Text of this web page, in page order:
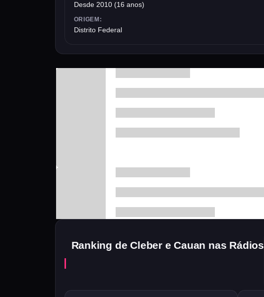
Desde 2010 (16 anos)
ORIGEM:
Distrito Federal
Ranking de Cleber e Cauan nas Rádios